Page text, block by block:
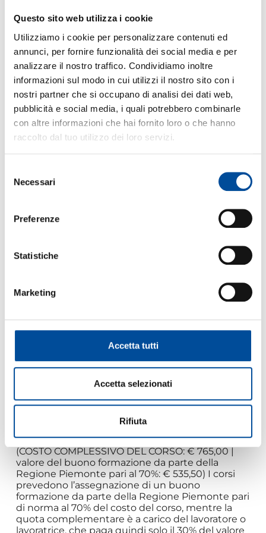
Questo sito web utilizza i cookie
Utilizziamo i cookie per personalizzare contenuti ed
annunci, per fornire funzionalità dei social media e per
analizzare il nostro traffico. Condividiamo inoltre
informazioni sul modo in cui utilizzi il nostro sito con i
nostri partner che si occupano di analisi dei dati web,
pubblicità e social media, i quali potrebbero combinarle
con altre informazioni che hai fornito loro o che hanno
raccolto dal tuo utilizzo dei loro servizi.
delNecessari
Preferenze
Statistiche
Marketing
Accetta tutti
Accetta selezionati
Rifiuta
ambientale, economica); valorizzare l’esperienza
promuovere la costruzione di nuove conoscenze
nelle persone partecipanti, in modo da
accrescere, nel tempo, la qualità degli interventi
a scala locale e regionale; sviluppare e aumentare
la qualità della progettazione educativa delle
fattorie. Il corso è obbligatorio per l’iscrizione
all’elenco regionale delle fattorie sociali (DGR 1 –
11456 del 25 maggio 2009 Fattorie Didattiche.
Modalità di iscrizione all’Elenco regionale delle
fattorie didattiche della Regione Piemonte,
aperto a tutti coloro che desiderano acquisire
queste competenze, senza prerequisiti in
A CHI è RIVOLTO IL CORSO:
– lavoratori dipendenti con contratto a tempo
– lavoratori con contratto a progetto, di
imprese e dipendenti di medie e grandi imprese
(inclusi i coadiuvanti);
– lavoratori autonomi titolari di partita IVA;
– lavoratori in regime di CIG ordinaria e
FORMA DI FINANZIAMENTO: Corso di ENGIM
corsi di Formazione Individuale Continua e
Permanente 2023-2027, finalizzati
all’aggiornamento professionale (D.D. n. 471 del
COSTO A CARICO DEL PARTECIPANTE: € 229,50
(COSTO COMPLESSIVO DEL CORSO: € 765,00 |
valore del buono formazione da parte della
Regione Piemonte pari al 70%: € 535,50) I corsi
prevedono l’assegnazione di un buono
formazione da parte della Regione Piemonte pari
di norma al 70% del costo del corso, mentre la
quota complementare è a carico del lavoratore o
lavoratrice, che paga quindi solo il 30% del valore